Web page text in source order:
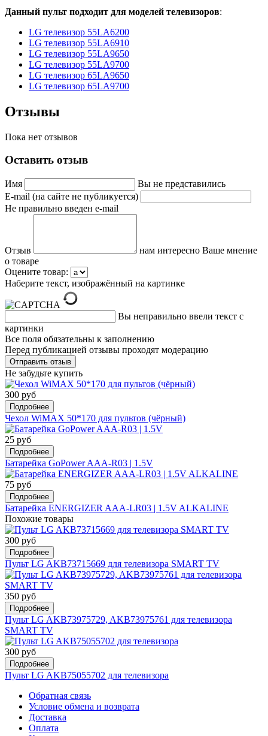
Данный пульт подходит для моделей телевизоров:
LG телевизор 55LA6200
LG телевизор 55LA6910
LG телевизор 55LA9650
LG телевизор 55LA9700
LG телевизор 65LA9650
LG телевизор 65LA9700
Отзывы
Пока нет отзывов
Оставить отзыв
Имя
Вы не представились
E-mail (на сайте не публикуется)
Не правильно введен e-mail
Отзыв
нам интересно Ваше мнение
о товаре
Оцените товар:
Наберите текст, изображённый на картинке
Вы неправильно ввели текст с
картинки
Все поля обязательны к заполнению
Перед публикацией отзывы проходят модерацию
Не забудьте купить
300 руб
Подробнее
Чехол WiMAX 50*170 для пультов (чёрный)
25 руб
Подробнее
Батарейка GoPower AAA-R03 | 1.5V
75 руб
Подробнее
Батарейка ENERGIZER AAA-LR03 | 1.5V ALKALINE
Похожие товары
300 руб
Подробнее
Пульт LG AKB73715669 для телевизора SMART TV
350 руб
Подробнее
Пульт LG AKB73975729, AKB73975761 для телевизора
SMART TV
300 руб
Подробнее
Пульт LG AKB75055702 для телевизора
Обратная связь
Условие обмена и возврата
Доставка
Оплата